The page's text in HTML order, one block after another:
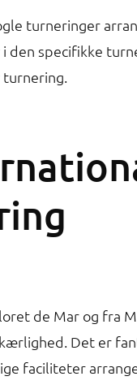
turneringer
specifikke
de Mar og fra
Det er
faciliteter